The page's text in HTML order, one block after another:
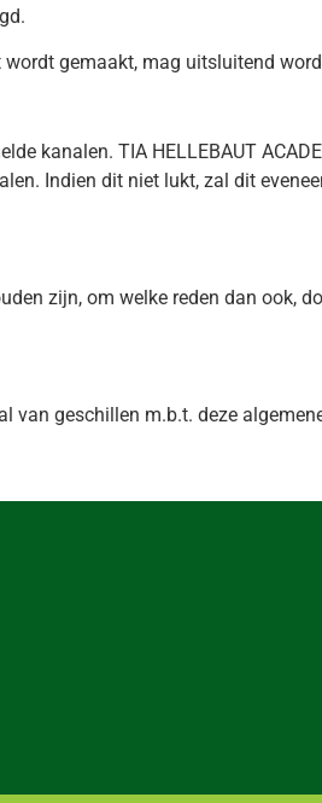
gemaakt, mag uitsluitend
kanalen. TIA HELLEBAUT
Indien dit niet lukt, zal dit
zijn, om welke reden dan ook,
van geschillen m.b.t. deze